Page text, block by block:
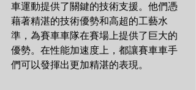
車運動提供了關鍵的技術支援。他們憑
藉著精湛的技術優勢和高超的工藝水
準，為賽車車隊在賽場上提供了巨大的
優勢。在性能加速度上，都讓賽車車手
們可以發揮出更加精湛的表現。